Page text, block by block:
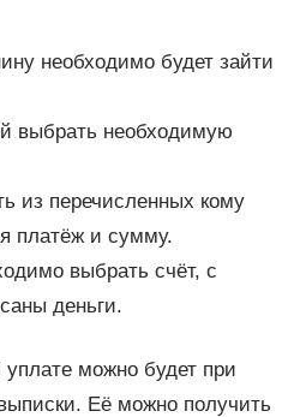
необходимо будет зайти
выбрать необходимую
из перечисленных кому
платёж и сумму.
выбрать счёт, с
деньги.
можно будет при
Её можно получить